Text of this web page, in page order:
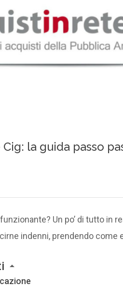
Un po’ di tutto in
indenni, prendendo come